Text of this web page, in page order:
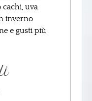
uva
inverno
e gusti più